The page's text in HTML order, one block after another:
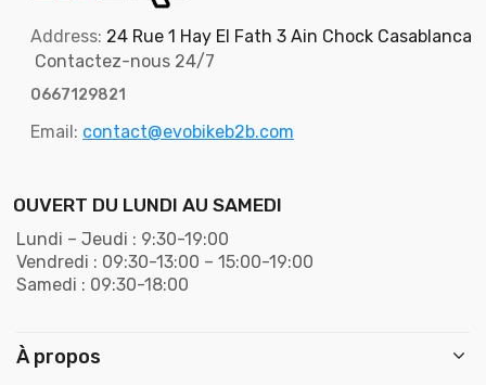
Address: 24 Rue 1 Hay El Fath 3 Ain Chock Casablanca
Contactez-nous 24/7
0667129821
Email: contact@evobikeb2b.com
OUVERT DU LUNDI AU SAMEDI
Lundi – Jeudi : 9:30-19:00
Vendredi : 09:30-13:00 – 15:00-19:00
Samedi : 09:30-18:00
À propos